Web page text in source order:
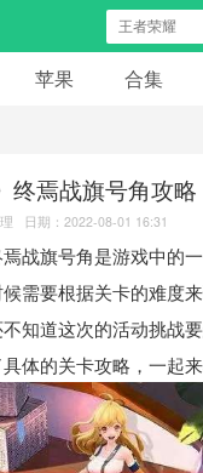
角色扮演
赛车游戏
苹果 合集
终焉战旗号角攻略
日期：2022-08-01 16:31
焉战旗号角是游戏中的
需要根据关卡的难度
知道这次的活动挑战
体的关卡攻略，一起来